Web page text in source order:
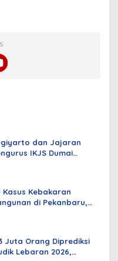
dan Jajaran
IKJS Dumai
Kasus Kebakaran
di Pekanbaru,
Juta Orang Diprediksi
Lebaran 2026,